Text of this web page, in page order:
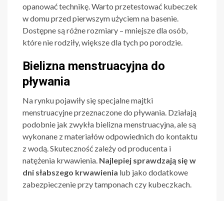
opanować technikę. Warto przetestować kubeczek
w domu przed pierwszym użyciem na basenie.
Dostępne są różne rozmiary – mniejsze dla osób,
które nie rodziły, większe dla tych po porodzie.
Bielizna menstruacyjna do
pływania
Na rynku pojawiły się specjalne majtki
menstruacyjne przeznaczone do pływania. Działają
podobnie jak zwykła bielizna menstruacyjna, ale są
wykonane z materiałów odpowiednich do kontaktu
z wodą. Skuteczność zależy od producenta i
natężenia krwawienia. Najlepiej sprawdzają się w
dni słabszego krwawienia lub jako dodatkowe
zabezpieczenie przy tamponach czy kubeczkach.